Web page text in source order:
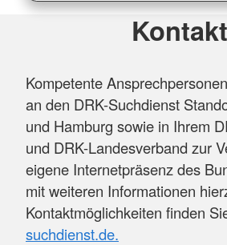
Kontakt
Kompetente
an den DRK-Suchdienst
und Hamburg sowie in Ihrem
und DRK-Landesverband zur
eigene Internetpräsenz des
mit weiteren Informationen
Kontaktmöglichkeiten finden
suchdienst.de.